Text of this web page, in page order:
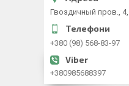
Гвоздичный пров., 4,
+380 (98) 568-83-97
+380985688397